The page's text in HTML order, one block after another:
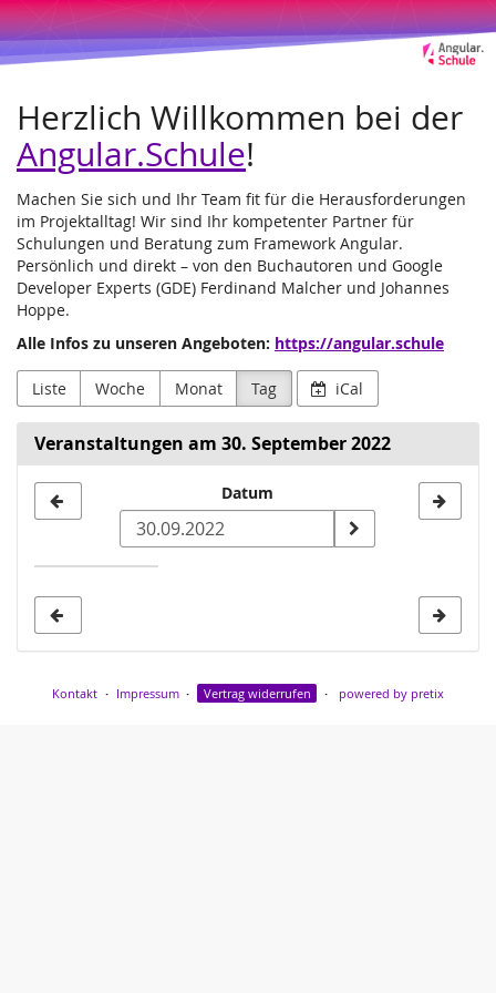
Zum
Haupt-
Inhalt
Angular.Schule
Leipzig
und
Online
Herzlich Willkommen bei der
Angular.Schule!
Machen Sie sich und Ihr Team fit für die Herausforderungen
im Projektalltag! Wir sind Ihr kompetenter Partner für
Schulungen und Beratung zum Framework Angular.
Persönlich und direkt – von den Buchautoren und Google
Developer Experts (GDE) Ferdinand Malcher und Johannes
Hoppe.
Alle Infos zu unseren Angeboten: https://angular.schule
Liste Woche Monat Tag iCal
Veranstaltungen am 30. September 2022
zur
Anzeige
Datum
Kontakt Impressum Vertrag widerrufen powered by pretix